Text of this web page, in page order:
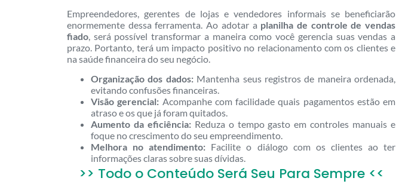
Empreendedores, gerentes de lojas e vendedores informais se beneficiarão
enormemente dessa ferramenta. Ao adotar a planilha de controle de vendas
fiado , será possível transformar a maneira como você gerencia suas vendas a
prazo. Portanto, terá um impacto positivo no relacionamento com os clientes e
na saúde financeira do seu negócio.
Organização dos dados:Mantenha seus registros de maneira ordenada,
evitando confusões financeiras.
Visão gerencial: Acompanhe com facilidade quais pagamentos estão em
atraso e os que já foram quitados.
Aumento da eficiência:Reduza o tempo gasto em controles manuais e
foque no crescimento do seu empreendimento.
Melhora no atendimento: Facilite o diálogo com os clientes ao ter
informações claras sobre suas dívidas.
>> Todo o Conteúdo Será Seu Para Sempre <<